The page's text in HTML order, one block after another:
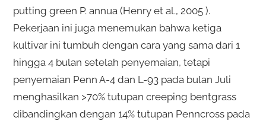
putting green P. annua (Henry et al., 2005 ).
Pekerjaan ini juga menemukan bahwa ketiga
kultivar ini tumbuh dengan cara yang sama dari 1
hingga 4 bulan setelah penyemaian, tetapi
penyemaian Penn A-4 dan L-93 pada bulan Juli
menghasilkan >70% tutupan creeping bentgrass
dibandingkan dengan 14% tutupan Penncross pada